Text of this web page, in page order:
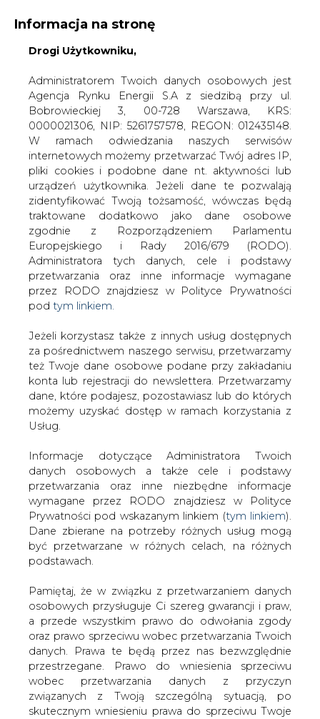
WYDAWCA PORTALU:
WYSOKI KONTRAST
WŁĄCZ CIRE.TV
Informacja na stronę
Drogi Użytkowniku,
Administratorem Twoich danych osobowych jest
Agencja Rynku Energii S.A z siedzibą przy ul.
Bobrowieckiej 3, 00-728 Warszawa, KRS:
0000021306, NIP: 5261757578, REGON: 012435148.
W ramach odwiedzania naszych serwisów
internetowych możemy przetwarzać Twój adres IP,
pliki cookies i podobne dane nt. aktywności lub
urządzeń użytkownika. Jeżeli dane te pozwalają
zidentyfikować Twoją tożsamość, wówczas będą
traktowane dodatkowo jako dane osobowe
zgodnie z Rozporządzeniem Parlamentu
Europejskiego i Rady 2016/679 (RODO).
Administratora tych danych, cele i podstawy
przetwarzania oraz inne informacje wymagane
przez RODO znajdziesz w Polityce Prywatności
pod tym linkiem.
Jeżeli korzystasz także z innych usług dostępnych
za pośrednictwem naszego serwisu, przetwarzamy
też Twoje dane osobowe podane przy zakładaniu
konta lub rejestracji do newslettera. Przetwarzamy
dane, które podajesz, pozostawiasz lub do których
możemy uzyskać dostęp w ramach korzystania z
Usług.
Informacje dotyczące Administratora Twoich
danych osobowych a także cele i podstawy
przetwarzania oraz inne niezbędne informacje
wymagane przez RODO znajdziesz w Polityce
Prywatności pod wskazanym linkiem (tym linkiem).
Dane zbierane na potrzeby różnych usług mogą
być przetwarzane w różnych celach, na różnych
podstawach.
Pamiętaj, że w związku z przetwarzaniem danych
osobowych przysługuje Ci szereg gwarancji i praw,
a przede wszystkim prawo do odwołania zgody
oraz prawo sprzeciwu wobec przetwarzania Twoich
danych. Prawa te będą przez nas bezwzględnie
przestrzegane. Prawo do wniesienia sprzeciwu
wobec przetwarzania danych z przyczyn
związanych z Twoją szczególną sytuacją, po
skutecznym wniesieniu prawa do sprzeciwu Twoje
Strona główna / RYNEK GAZU / Włosi z gazowcami
śpieszą do Gdyni
2006-11-10 00:00
drukuj
skomentuj
Włosi z gazowcami śpieszą do
Gdyni
Włoska firma FVH planuje przeniesienie
do Stoczni Gdańsk (SG) produkcji
statków do przewozu gazu LPG.
— Na początek możliwa jest budowa czterech
gazowców, później, kiedy inwestor pozna stocznię,
mogą się pojawić kolejne zamówienia — mówi Andrzej
Jaworski, prezes SG.